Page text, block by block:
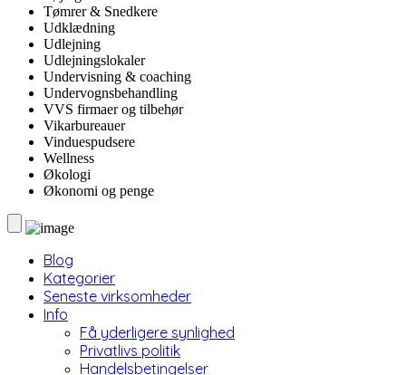
Tømrer & Snedkere
Udklædning
Udlejning
Udlejningslokaler
Undervisning & coaching
Undervognsbehandling
VVS firmaer og tilbehør
Vikarbureauer
Vinduespudsere
Wellness
Økologi
Økonomi og penge
Blog
Kategorier
Seneste virksomheder
Info
Få yderligere synlighed
Privatlivs politik
Handelsbetingelser